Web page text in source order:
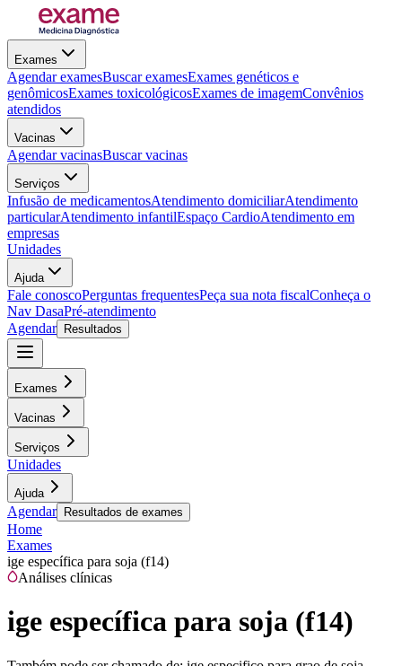
Exames
Agendar examesBuscar examesExames genéticos e
genômicosExames toxicológicosExames de imagemConvênios
atendidos
Vacinas
Agendar vacinasBuscar vacinas
Serviços
Infusão de medicamentosAtendimento domiciliarAtendimento
particularAtendimento infantilEspaço CardioAtendimento em
empresas
Unidades
Ajuda
Fale conoscoPerguntas frequentesPeça sua nota fiscalConheça o
Nav DasaPré-atendimento
Agendar
Resultados
Exames
Vacinas
Serviços
Unidades
Ajuda
Agendar Resultados de exames
Home
Exames
ige específica para soja (f14)
Análises clínicas
ige específica para soja (f14)